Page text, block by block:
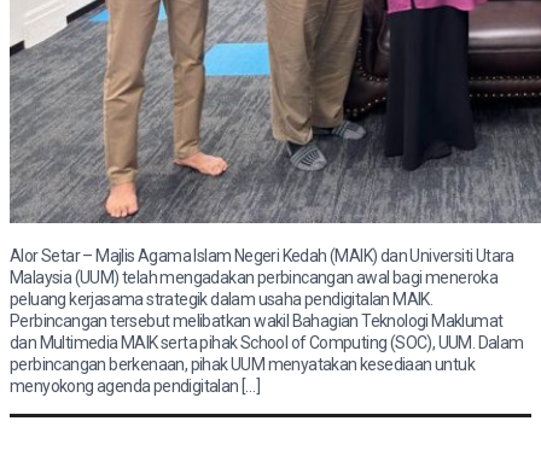
Alor Setar – Majlis Agama Islam Negeri Kedah (MAIK) dan Universiti Utara
Malaysia (UUM) telah mengadakan perbincangan awal bagi meneroka
peluang kerjasama strategik dalam usaha pendigitalan MAIK.
Perbincangan tersebut melibatkan wakil Bahagian Teknologi Maklumat
dan Multimedia MAIK serta pihak School of Computing (SOC), UUM. Dalam
perbincangan berkenaan, pihak UUM menyatakan kesediaan untuk
menyokong agenda pendigitalan […]